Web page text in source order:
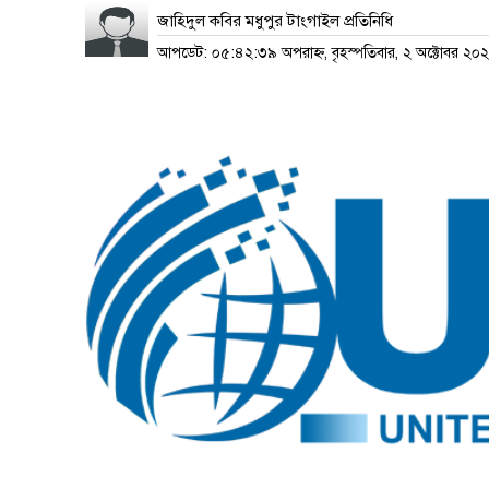
জাহিদুল কবির মধুপুর টাংগাইল প্রতিনিধি
আপডেট: ০৫:৪২:৩৯ অপরাহ্ন, বৃহস্পতিবার, ২ অক্টোবর